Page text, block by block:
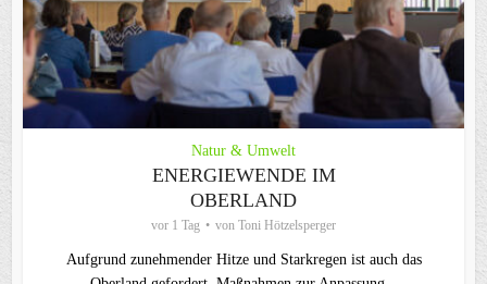
Natur & Umwelt
ENERGIEWENDE IM
OBERLAND
vor 1 Tag von Toni Hötzelsperger
Aufgrund zunehmender Hitze und Starkregen ist auch das